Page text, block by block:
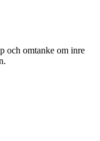
och omtanke om inre